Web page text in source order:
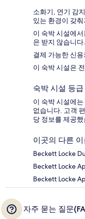
소화기, 연기 감
있는 환경이 갖
이 숙박 시설에
은 받지 않습니다.
결제 가능한 신
이 숙박 시설은
숙박 시설 등급
이 숙박 시설에
없습니다. 고객
당 정보를 제공
이곳의 다른 이
Beckett Locke
Beckett Locke
Beckett Locke
자주 묻는 질문